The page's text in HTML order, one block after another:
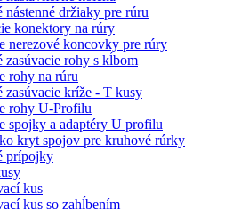
nástenné držiaky pre rúru
konektory na rúry
nerezové koncovky pre rúry
zasúvacie rohy s kĺbom
rohy na rúru
zasúvacie kríže - T kusy
rohy U-Profilu
spojky a adaptéry U profilu
kryt spojov pre kruhové rúrky
prípojky
kus
kus so zahĺbením